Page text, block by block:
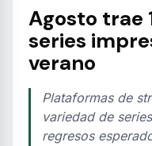
Agosto trae
series
verano
Plataformas de
variedad de
regresos